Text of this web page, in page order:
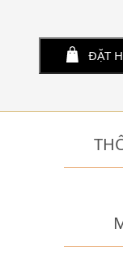
ĐẶT